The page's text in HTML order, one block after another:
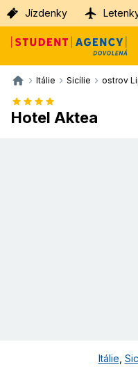
Jízdenky
Itálie Sicílie ostrov
Hotel Aktea
Itálie